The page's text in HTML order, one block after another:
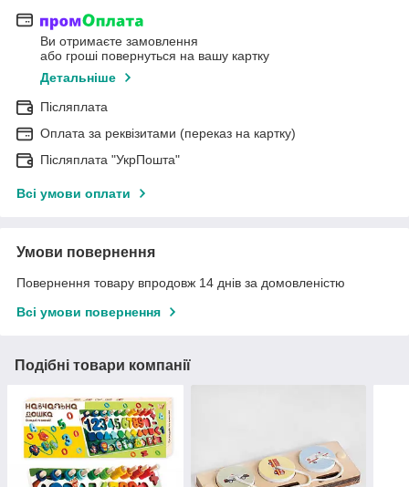
Ви отримаєте замовлення
або гроші повернуться на вашу картку
Детальніше
Післяплата
Оплата за реквізитами (переказ на картку)
Післяплата "УкрПошта"
Всі умови оплати
Умови повернення
Повернення товару впродовж 14 днів за домовленістю
Всі умови повернення
Подібні товари компанії